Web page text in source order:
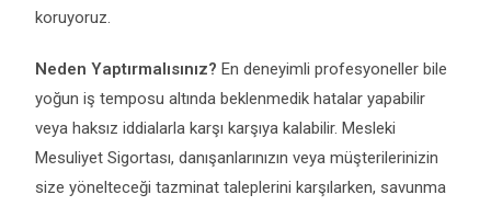
koruyoruz.
Neden Yaptırmalısınız? En deneyimli profesyoneller bile
yoğun iş temposu altında beklenmedik hatalar yapabilir
veya haksız iddialarla karşı karşıya kalabilir. Mesleki
Mesuliyet Sigortası, danışanlarınızın veya müşterilerinizin
size yönelteceği tazminat taleplerini karşılarken, savunma